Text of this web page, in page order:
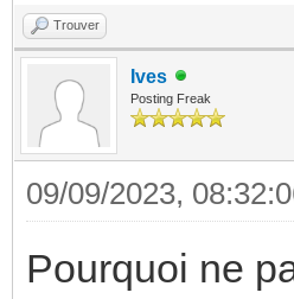
Trouver
Ives
Posting Freak
09/09/2023,
Pourquoi ne